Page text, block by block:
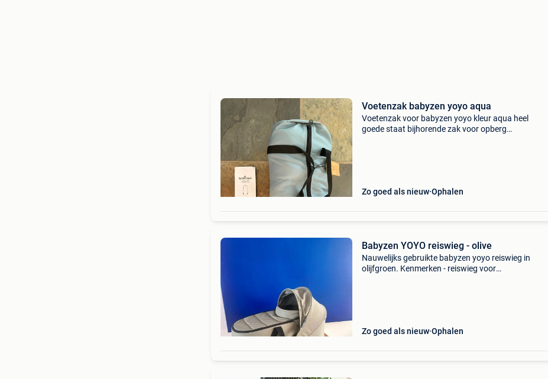
Voetenzak babyzen yoyo aqua
Voetenzak voor babyzen yoyo kleur aqua heel
goede staat bijhorende zak voor opberg
Zo goed als nieuw Ophalen
Babyzen YOYO reiswieg - olive
Nauwelijks gebruikte babyzen yoyo reiswieg in
olijfgroen. Kenmerken - reiswieg voor
Zo goed als nieuw Ophalen